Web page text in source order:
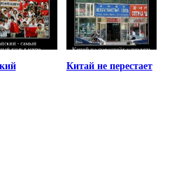
Китай не перестает